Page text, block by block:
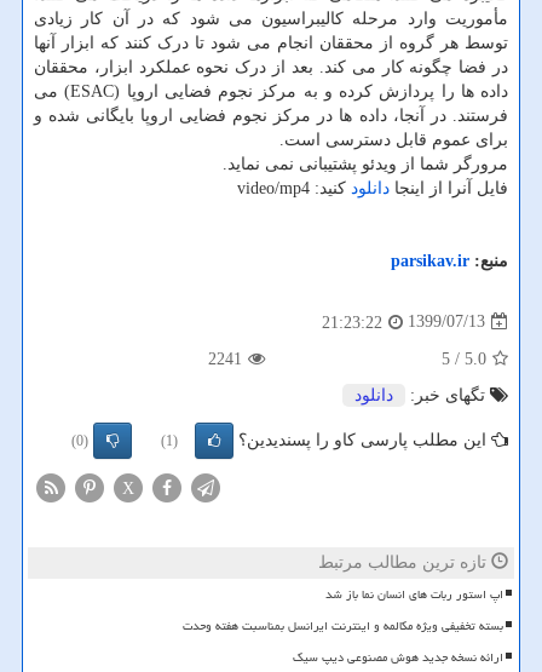
مأموریت وارد مرحله کالیبراسیون می شود که در آن کار زیادی
توسط هر گروه از محققان انجام می شود تا درک کنند که ابزار آنها
در فضا چگونه کار می کند. بعد از درک نحوه عملکرد ابزار، محققان
داده ها را پردازش کرده و به مرکز نجوم فضایی اروپا (ESAC) می
فرستند. در آنجا، داده ها در مرکز نجوم فضایی اروپا بایگانی شده و
برای عموم قابل دسترسی است.
مرورگر شما از ویدئو پشتیبانی نمی نماید.
فایل آنرا از اینجا دانلود کنید: video/mp4
منبع: parsikav.ir
1399/07/13
21:23:22
5.0
/ 5
2241
تگهای خبر:
دانلود
این مطلب پارسی کاو را پسندیدین؟ (1)
(0)
X
تازه ترین مطالب مرتبط
اپ استور ربات های انسان نما باز شد
بسته تخفیفی ویژه مکالمه و اینترنت ایرانسل بمناسبت هفته وحدت
ارائه نسخه جدید هوش مصنوعی دیپ سیک